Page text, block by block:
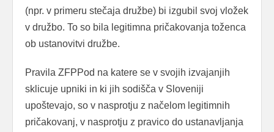
(npr. v primeru stečaja družbe) bi izgubil svoj vložek
v družbo. To so bila legitimna pričakovanja toženca
ob ustanovitvi družbe.
Pravila ZFPPod na katere se v svojih izvajanjih
sklicuje upniki in ki jih sodišča v Sloveniji
upoštevajo, so v nasprotju z načelom legitimnih
pričakovanj, v nasprotju z pravico do ustanavljanja